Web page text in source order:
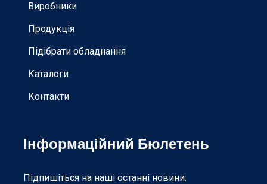
Виробники
Продукція
Підібрати обладнання
Каталоги
Контакти
Інформаційний Бюлетень
Підпишіться на наші останні новини: